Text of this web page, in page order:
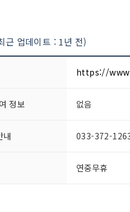
근 업데이트 : 1년 전)
https://
정보 없음
내 033-372-
연중무휴